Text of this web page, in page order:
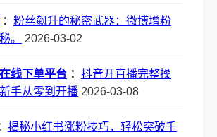
： 粉丝飙升的秘密武器：微博增粉
。
2026-03-02
线下单平台 ： 抖音开直播完整操
手从零到开播 2026-03-08
揭秘小红书涨粉技巧，轻松突破千